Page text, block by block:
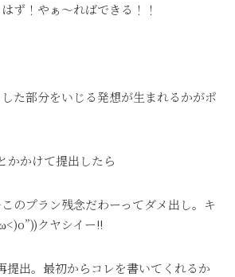
ず！やぁ～ればできる！！
た部分をいじる発想が生まれるかがポ
かかけて提出したら
のプラン残念だわーってダメ出し。キ
クヤシイー!!
提出。最初からコレを書いてくれるか